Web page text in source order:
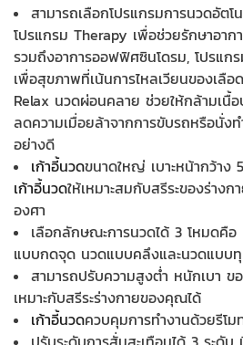
สามารถเลือกโปรแกรมการนวดอัต
โปรแกรม Therapy เพื่อช่วยรักษาอาก
รวมถึงอาการออฟฟิศซินโดรม, โปรแก
เพื่อสุขภาพที่เน้นการไหลเวียนของเลือ
Relax นวดผ่อนคลาย ช่วยให้กล้ามเนื้
ลดความเมื่อยล้าจากการขับรถหรือนั่งท
อย่างดี
เก้าอี้นวดขนาดใหญ่ เบาะหน้ากว้าง
เก้าอี้นวดให้เหมาะสมกับสรีระของร่า
องศา
เลือกลักษณะการนวดได้ 3 โหมดคื
แบบกดจุด นวดแบบคลึงและนวดแบบ
สามารถปรับความสูงต่ำ หนักเบา ข
เหมาะกับสรีระร่างกายของคุณได้
เก้าอี้นวดควบคุมการทำงานด้วยรีโม